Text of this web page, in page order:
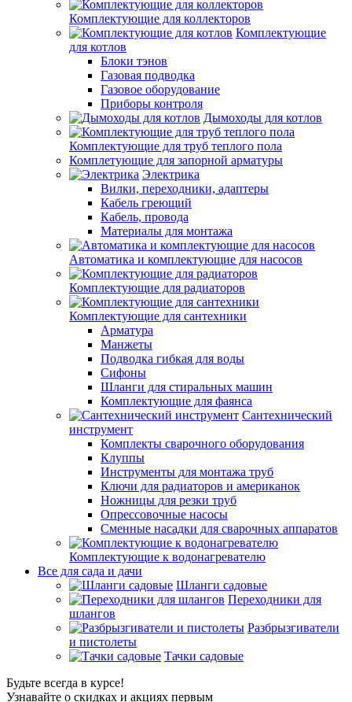
Комплектующие для коллекторов
Комплектующие
для котлов
Блоки тэнов
Газовая подводка
Газовое оборудование
Приборы контроля
Дымоходы для котлов
Комплектующие для труб теплого пола
Комплетующие для запорной арматуры
Электрика
Вилки, переходники, адаптеры
Кабель греющий
Кабель, провода
Материалы для монтажа
Автоматика и комплектующие для насосов
Комплектующие для радиаторов
Комплектующие для сантехники
Арматура
Манжеты
Подводка гибкая для воды
Сифоны
Шланги для стиральных машин
Комплектующие для фаянса
Сантехнический
инструмент
Комплекты сварочного оборудования
Клуппы
Инструменты для монтажа труб
Ключи для радиаторов и американок
Ножницы для резки труб
Опрессовочные насосы
Сменные насадки для сварочных аппаратов
Комплектующие к водонагревателю
Все для сада и дачи
Шланги садовые
Переходники для
шлангов
Разбрызгиватели
и пистолеты
Тачки садовые
Будьте всегда в курсе!
Узнавайте о скидках и акциях первым